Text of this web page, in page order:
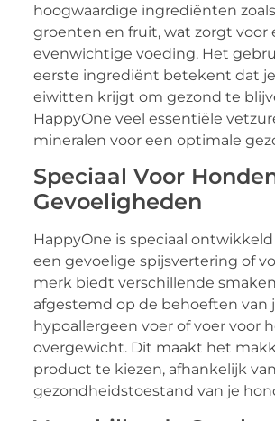
hoogwaardige ingrediënten
groenten en fruit, wat zorgt voor
evenwichtige voeding. Het
eerste ingrediënt betekent dat
eiwitten krijgt om gezond te
HappyOne veel essentiële
mineralen voor een optimale
Speciaal Voor
Gevoeligheden
HappyOne is speciaal
een gevoelige spijsvertering of
merk biedt verschillende
afgestemd op de behoeften van
hypoallergeen voer of voer voor
overgewicht. Dit maakt het
product te kiezen, afhankelijk
gezondheidstoestand van je